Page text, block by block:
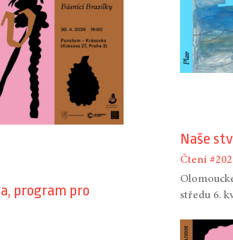
Naše
Čtení
středu 6.
program pro